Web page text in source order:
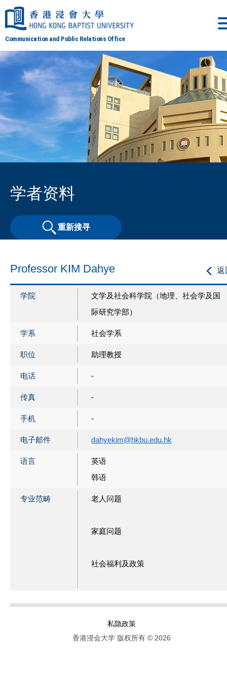
Communication and Public Relations Office
学者资料
重新搜寻
返
Professor KIM Dahye
学院
文学及社会科学院（地理、社会学及国
际研究学部）
学系 社会学系
职位 助理教授
电话 -
传真 -
手机 -
电子邮件 dahyekim@hkbu.edu.hk
语言
英语
韩语
专业范畴 老人问题
家庭问题
社会福利及政策
私隐政策
香港浸会大学 版权所有 © 2026